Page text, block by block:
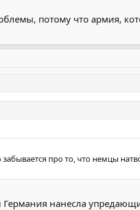
потому что армия,
про то, что немцы
нанесла